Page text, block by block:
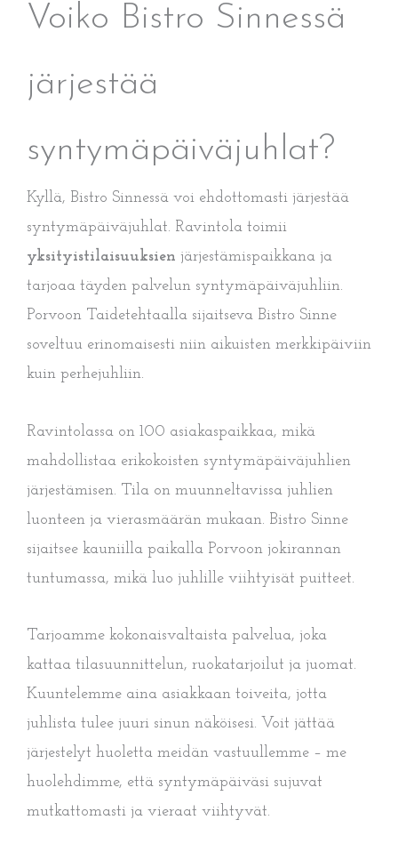
Voiko Bistro Sinnessä
järjestää
syntymäpäiväjuhlat?
Kyllä, Bistro Sinnessä voi ehdottomasti järjestää
syntymäpäiväjuhlat. Ravintola toimii
yksityistilaisuuksien järjestämispaikkana ja
tarjoaa täyden palvelun syntymäpäiväjuhliin.
Porvoon Taidetehtaalla sijaitseva Bistro Sinne
soveltuu erinomaisesti niin aikuisten merkkipäiviin
kuin perhejuhliin.
Ravintolassa on 100 asiakaspaikkaa, mikä
mahdollistaa erikokoisten syntymäpäiväjuhlien
järjestämisen. Tila on muunneltavissa juhlien
luonteen ja vierasmäärän mukaan. Bistro Sinne
sijaitsee kauniilla paikalla Porvoon jokirannan
tuntumassa, mikä luo juhlille viihtyisät puitteet.
Tarjoamme kokonaisvaltaista palvelua, joka
kattaa tilasuunnittelun, ruokatarjoilut ja juomat.
Kuuntelemme aina asiakkaan toiveita, jotta
juhlista tulee juuri sinun näköisesi. Voit jättää
järjestelyt huoletta meidän vastuullemme – me
huolehdimme, että syntymäpäiväsi sujuvat
mutkattomasti ja vieraat viihtyvät.